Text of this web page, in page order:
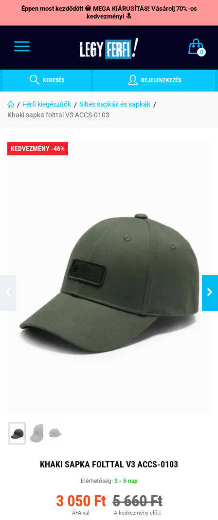
Éppen most kezdődött 😁 MEGA KIÁRUSÍTÁS! Vásárolj 70%-os
kedvezményl 🔝
0
KERESÉS BEJELENTKEZÉS
Férfi kiegészítők
Siltes sapkák és sapkák
Khaki sapka folttal V3 ACCS-0103
KEDVEZMÉNY -46%
KHAKI SAPKA FOLTTAL V3 ACCS-0103
Elérhetőség: 3 - 5 nap
3 050 Ft
ÁFA-val
5 660 Ft
A kedvezmény előtt